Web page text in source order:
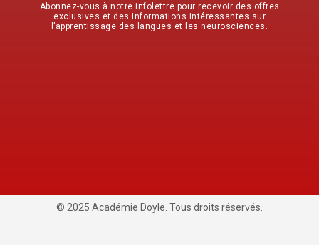
Abonnez-vous à notre infolettre pour recevoir des offres
exclusives et des informations intéressantes sur
l’apprentissage des langues et les neurosciences.
© 2025 Académie Doyle. Tous droits réservés.